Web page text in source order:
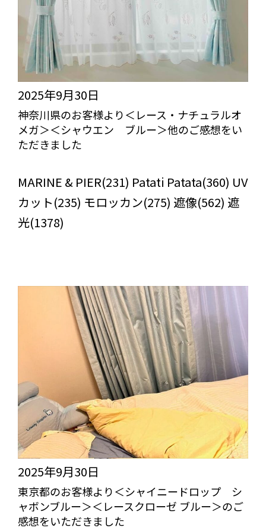
2025年9月30日
神奈川県のお客様より＜レース・ナチュラルオ
メガ＞＜シャウエン ブルー＞他のご感想をい
ただきました
MARINE & PIER(231) Patati Patata(360) UV
カット(235) モロッカン(275) 遮像(562) 遮
光(1378)
2025年9月30日
東京都のお客様より＜シャイニードロップ シ
ャボンブルー＞＜レースクローゼ ブルー＞のご
感想をいただきました